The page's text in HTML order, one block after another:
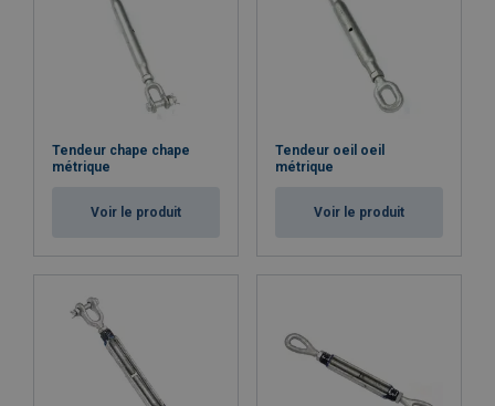
Tendeur chape chape
métrique
Voir le produit
Tendeur oeil oeil
métrique
Voir le produit